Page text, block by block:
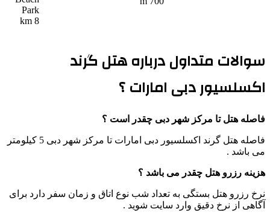
Park
8 km
سوالات متداول درباره هتل گرند
اکسلسیور دبی امارات ؟
فاصله هتل تا مرکز شهر دبی چقدر است ؟
فاصله هتل گرند اکسلسیور دبی امارات تا مرکز شهر دبی 5 کیلومتر
می باشد .
هزینه رزرو هتل چقدر می باشد ؟
نرخ رزرو هتل بستگی به تعداد شب نوع اتاق و زمان سفر دارد برای
آگاهی از نرخ دقیق وارد سایت شوید .